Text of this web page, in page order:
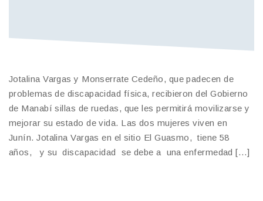
Jotalina Vargas y Monserrate Cedeño, que padecen de
problemas de discapacidad física, recibieron del Gobierno
de Manabí sillas de ruedas, que les permitirá movilizarse y
mejorar su estado de vida. Las dos mujeres viven en
Junín. Jotalina Vargas en el sitio El Guasmo, tiene 58
años, y su discapacidad se debe a una enfermedad […]